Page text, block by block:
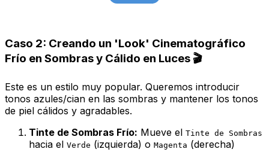
Caso 2: Creando un 'Look' Cinematográfico
Frío en Sombras y Cálido en Luces 🎬
Este es un estilo muy popular. Queremos introducir
tonos azules/cian en las sombras y mantener los tonos
de piel cálidos y agradables.
Tinte de Sombras Frío: Mueve el Tinte de Sombras
hacia el Verde (izquierda) o Magenta (derecha)